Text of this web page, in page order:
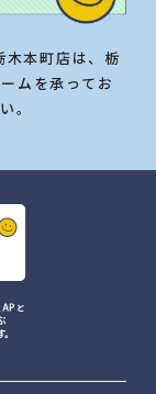
木本町店は、栃
ムを承ってお
。